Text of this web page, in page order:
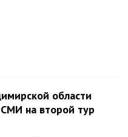
области
СМИ на второй тур